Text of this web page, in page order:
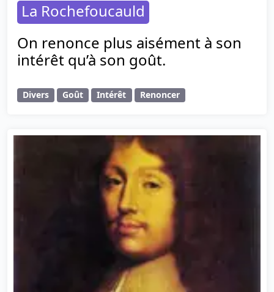
La Rochefoucauld
On renonce plus aisément à son
intérêt qu’à son goût.
Divers Goût Intérêt Renoncer